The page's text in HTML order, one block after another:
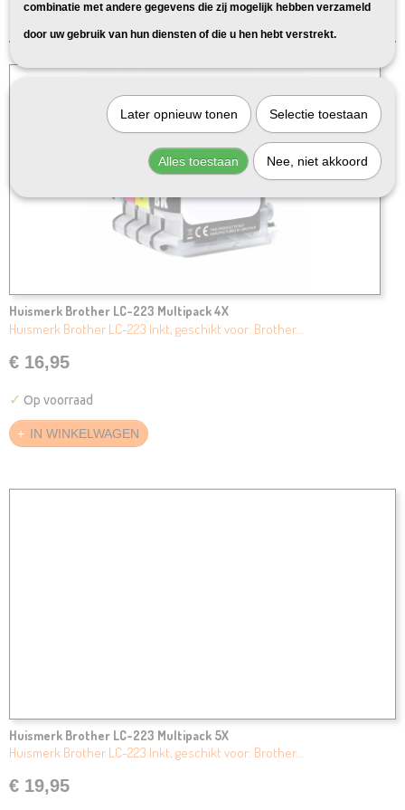
Huismerk Brother LC-223 Multipack 4X
Huismerk Brother LC-223 Inkt, geschikt voor: Brother…
€ 16,95
✓ Op voorraad
IN WINKELWAGEN
Huismerk Brother LC-223 Multipack 5X
Huismerk Brother LC-223 Inkt, geschikt voor: Brother…
€ 19,95
combinatie met andere gegevens die zij mogelijk hebben verzameld
door uw gebruik van hun diensten of die u hen hebt verstrekt.
Later opnieuw tonen Selectie toestaan
Alles toestaan Nee, niet akkoord